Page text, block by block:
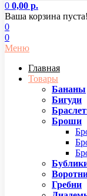
0 0,00 р.
Ваша корзина пуста!
0
0
Меню
Главная
Товары
Бананы
Бигуди
Броши
Гребни